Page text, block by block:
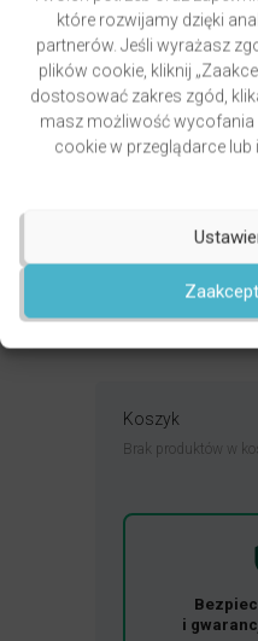
które rozwijamy dzięki
partnerów. Jeśli wyrażasz
plików cookie, kliknij
dostosować zakres zgód,
masz możliwość wycofania
cookie w przeglądarce lub
PAWLUKIEWICZ | BECZ I
DODAJ DO KOSZYKA
Koszyk
Brak produktów w
i